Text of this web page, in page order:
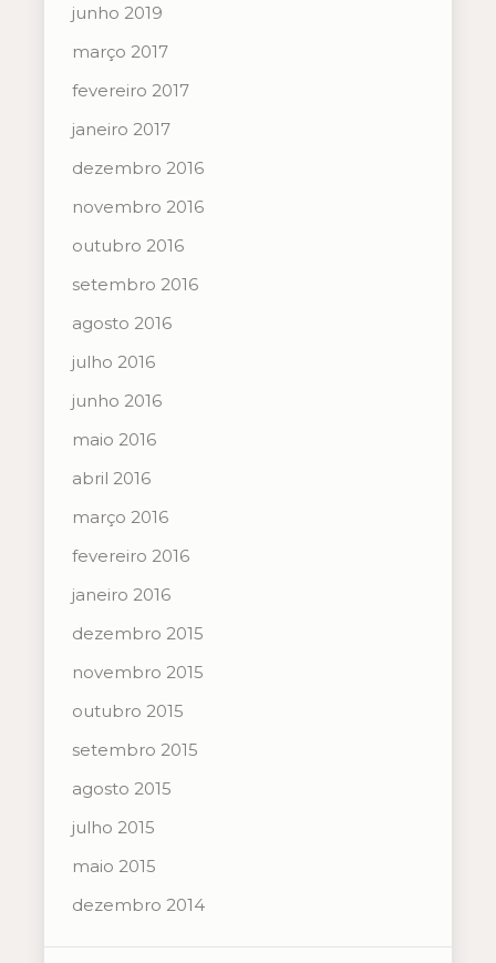
junho 2019
março 2017
fevereiro 2017
janeiro 2017
dezembro 2016
novembro 2016
outubro 2016
setembro 2016
agosto 2016
julho 2016
junho 2016
maio 2016
abril 2016
março 2016
fevereiro 2016
janeiro 2016
dezembro 2015
novembro 2015
outubro 2015
setembro 2015
agosto 2015
julho 2015
maio 2015
dezembro 2014